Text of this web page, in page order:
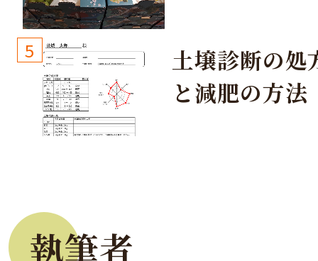
しょう！
5
土壌診断の処
と減肥の方法
執筆者